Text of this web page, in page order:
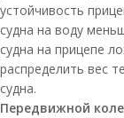
устойчивость
судна на воду
судна на прицепе
распределить вес
судна.
Передвижной